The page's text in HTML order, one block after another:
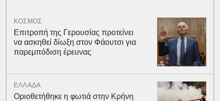
ΚΟΣΜΟΣ
Επιτροπή της Γερουσίας προτείνει
να ασκηθεί δίωξη στον Φάουτσι για
παρεμπόδιση έρευνας
ΕΛΛΑΔΑ
Οριοθετήθηκε η φωτιά στην Κρήνη